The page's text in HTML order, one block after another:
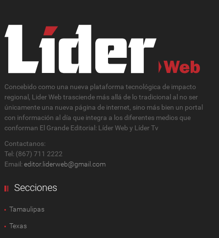
Concebido como una nueva plataforma tecnológica de impacto
regional, Lider Web trasciende más allá de lo tradicional al no ser
únicamente una nueva página de internet, sino más bien un portal
con información al día que integra a los diferentes medios que
conforman El Grande Editorial: Líder Web y Líder Tv
Contactanos:
Tel: (867) 711 2222
Email: editor.liderweb@gmail.com
Secciones
Tamaulipas
Texas